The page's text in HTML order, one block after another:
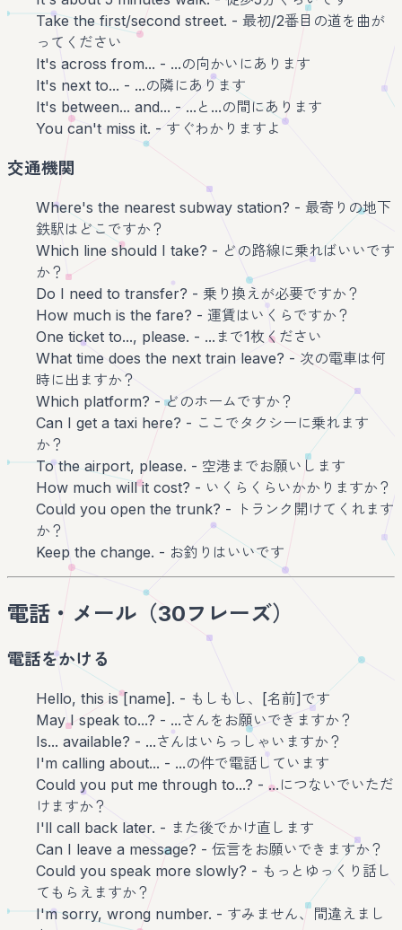
Take the first/second street. - 最初/2番目の道を曲が
ってください
It's across from... - ...の向かいにあります
It's next to... - ...の隣にあります
It's between... and... - ...と...の間にあります
You can't miss it. - すぐわかりますよ
交通機関
Where's the nearest subway station? - 最寄りの地下
鉄駅はどこですか？
Which line should I take? - どの路線に乗ればいいです
か？
Do I need to transfer? - 乗り換えが必要ですか？
How much is the fare? - 運賃はいくらですか？
One ticket to..., please. - ...まで1枚ください
What time does the next train leave? - 次の電車は何
時に出ますか？
Which platform? - どのホームですか？
Can I get a taxi here? - ここでタクシーに乗れます
か？
To the airport, please. - 空港までお願いします
How much will it cost? - いくらくらいかかりますか？
Could you open the trunk? - トランク開けてくれます
か？
Keep the change. - お釣りはいいです
電話・メール（30フレーズ）
電話をかける
Hello, this is [name]. - もしもし、[名前]です
May I speak to...? - ...さんをお願いできますか？
Is... available? - ...さんはいらっしゃいますか？
I'm calling about... - ...の件で電話しています
Could you put me through to...? - ...につないでいただ
けますか？
I'll call back later. - また後でかけ直します
Can I leave a message? - 伝言をお願いできますか？
Could you speak more slowly? - もっとゆっくり話し
てもらえますか？
I'm sorry, wrong number. - すみません、間違えまし